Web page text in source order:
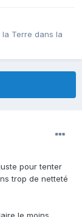
Terre dans la
pour tenter
trop de netteté